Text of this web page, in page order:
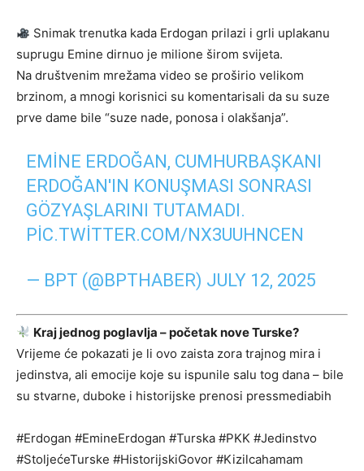
Snimak trenutka kada Erdogan prilazi i grli uplakanu
suprugu Emine dirnuo je milione širom svijeta.
Na društvenim mrežama video se proširio velikom
brzinom, a mnogi korisnici su komentarisali da su suze
prve dame bile “suze nade, ponosa i olakšanja”.
EMINE ERDOĞAN, CUMHURBAŞKANI
ERDOĞAN'IN KONUŞMASI SONRASI
GÖZYAŞLARINI TUTAMADI.
PIC.TWITTER.COM/NX3UUHNCEN
— BPT (@BPTHABER) JULY 12, 2025
Kraj jednog poglavlja – početak nove Turske?
Vrijeme će pokazati je li ovo zaista zora trajnog mira i
jedinstva, ali emocije koje su ispunile salu tog dana – bile
su stvarne, duboke i historijske prenosi pressmediabih
#Erdogan #EmineErdogan #Turska #PKK #Jedinstvo
#StoljećeTurske #HistorijskiGovor #Kizilcahamam